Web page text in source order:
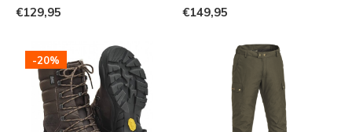
€129,95 €149,95
-20%